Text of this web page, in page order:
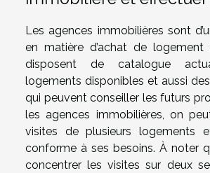
Les agences immobilières sont
en matière d’achat de logement
disposent de catalogue
logements disponibles et aussi
qui peuvent conseiller les futurs
les agences immobilières, on
visites de plusieurs logements
conforme à ses besoins. À noter
concentrer les visites sur deux